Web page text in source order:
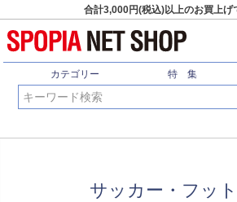
合計3,000円(税込)以上のお買上げ
カテゴリー 特 集
HOME サッカー・フットサル
サッカー・フッ